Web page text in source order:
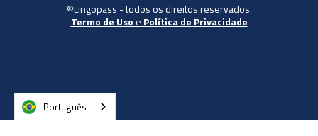
©Lingopass - todos os direitos reservados.
Termo de Uso e Política de Privacidade
Português